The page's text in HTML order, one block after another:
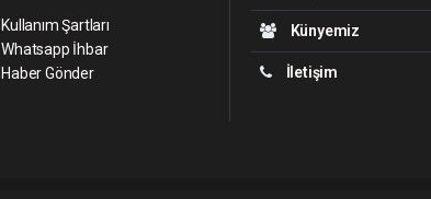
Kullanım Şartları
Whatsapp İhbar
Haber Gönder
Künyemiz
İletişim